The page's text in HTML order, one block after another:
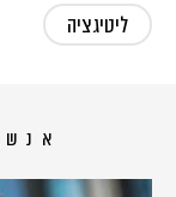
ליטיגציה